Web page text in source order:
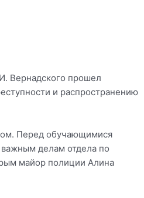
Вернадского прошел
и распространению
Перед обучающимися
делам отдела по
майор полиции Алина